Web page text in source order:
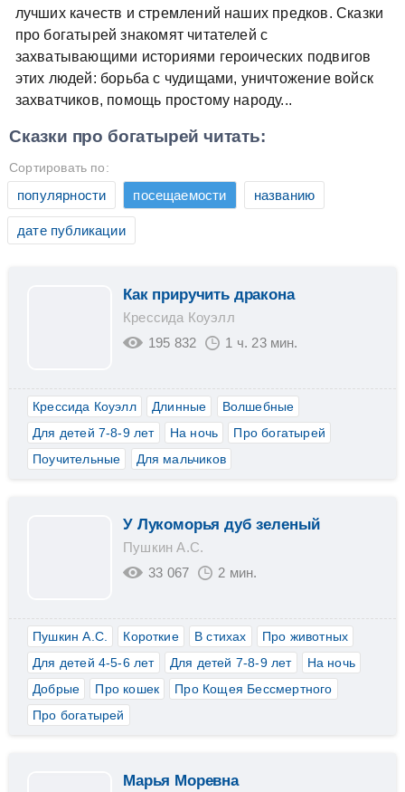
лучших качеств и стремлений наших предков. Сказки
про богатырей знакомят читателей с
захватывающими историями героических подвигов
этих людей: борьба с чудищами, уничтожение войск
захватчиков, помощь простому народу...
Сказки про богатырей читать:
Сортировать по:
популярности посещаемости названию
дате публикации
Как приручить дракона
Крессида Коуэлл
195 832
1 ч. 23 мин.
Крессида Коуэлл Длинные
Волшебные
Для детей 7-8-9 лет
На ночь
Про богатырей
Поучительные
Для мальчиков
У Лукоморья дуб зеленый
Пушкин А.С.
33 067
2 мин.
Пушкин А.С. Короткие В стихах
Про животных
Для детей 4-5-6 лет
Для детей 7-8-9 лет
На ночь
Добрые
Про кошек
Про Кощея Бессмертного
Про богатырей
Марья Моревна